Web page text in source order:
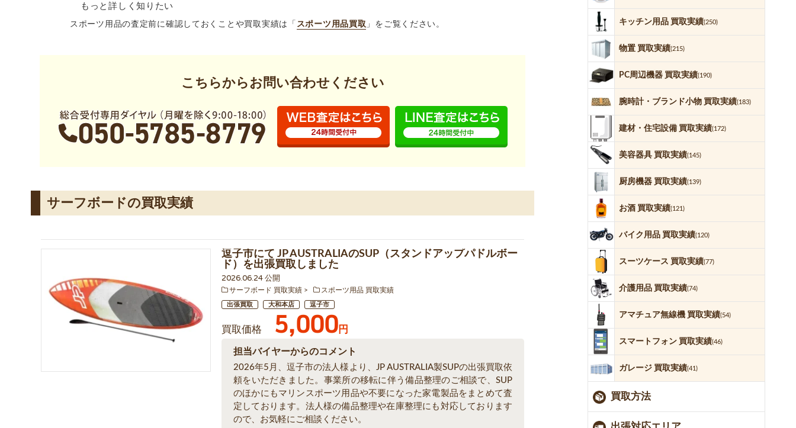
もっと詳しく知りたい
スポーツ用品の査定前に確認しておくことや買取実績は「 スポーツ用品買取 」をご覧ください。
こちらからお問い合わせください
サーフボードの買取実績
逗子市にて JP AUSTRALIAのSUP（スタンドアップパドルボー
ド）を出張買取しました
2026.06.24 公開
サーフボード 買取実績 スポーツ用品 買取実績
出張買取 大和本店 逗子市
買取価格 5,000円
担当バイヤーからのコメント
2026年5月、逗子市の法人様より、JP AUSTRALIA製SUPの出張買取依
頼をいただきました。事業所の移転に伴う備品整理のご相談で、SUP
のほかにもマリンスポーツ用品や不要になった家電製品をまとめて査
定しております。法人様の備品整理や在庫整理にも対応しております
ので、お気軽にご相談ください。
キッチン用品 買取実績(250)
物置 買取実績(215)
PC周辺機器 買取実績(190)
腕時計・ブランド小物 買取実績(183)
建材・住宅設備 買取実績(172)
美容器具 買取実績(145)
厨房機器 買取実績(139)
お酒 買取実績(121)
バイク用品 買取実績(120)
スーツケース 買取実績(77)
介護用品 買取実績(74)
アマチュア無線機 買取実績(54)
スマートフォン 買取実績(46)
ガレージ 買取実績(41)
買取方法